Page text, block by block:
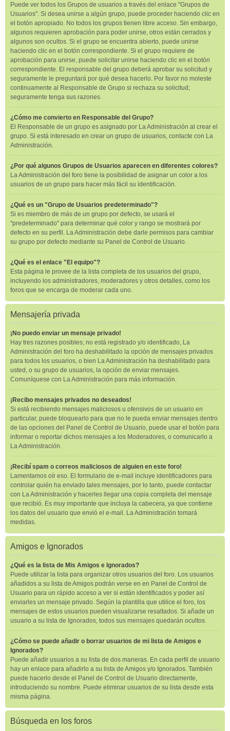
Puede ver todos los Grupos de usuarios a través del enlace "Grupos de
Usuarios". Si desea unirse a algún grupo, puede proceder haciendo clic en
el botón apropiado. No todos los grupos tienen libre acceso. Sin embargo,
algunos requieren aprobación para poder unirse, otros están cerrados y
algunos son ocultos. Si el grupo se encuentra abierto, puede unirse
haciendo clic en el botón correspondiente. Si el grupo requiere de
aprobación para unirse, puede solicitar unirse haciendo clic en el botón
correspondiente. El responsable del grupo deberá aprobar su solicitud y
seguramente le preguntará por qué desea hacerlo. Por favor no moleste
continuamente al Responsable de Grupo si rechaza su solicitud;
seguramente tenga sus razones.
¿Cómo me convierto en Responsable del Grupo?
El Responsable de un grupo es asignado por La Administración al crear el
grupo. Si está interesado en crear un grupo de usuarios, contacte con La
Administración.
¿Por qué algunos Grupos de Usuarios aparecen en diferentes colores?
La Administración del foro tiene la posibilidad de asignar un color a los
usuarios de un grupo para hacer más fácil su identificación.
¿Qué es un "Grupo de Usuarios predeterminado"?
Si es miembro de más de un grupo por defecto, se usará el
"predeterminado" para determinar qué color y rango se mostrará por
defecto en su perfil. La Administración debe darle permisos para cambiar
su grupo por defecto mediante su Panel de Control de Usuario.
¿Qué es el enlace "El equipo"?
Esta página le provee de la lista completa de los usuarios del grupo,
incluyendo los administradores, moderadores y otros detalles, como los
foros que se encarga de moderar cada uno.
Mensajería privada
¡No puedo enviar un mensaje privado!
Hay tres razones posibles; no está registrado y/o identificado, La
Administración del foro ha deshabilitado la opción de mensajes privados
para todos los usuarios, o bien La Administración ha deshabilitado para
usted, o su grupo de usuarios, la opción de enviar mensajes.
Comuníquese con La Administración para más información.
¡Recibo mensajes privados no deseados!
Si está recibiendo mensajes maliciosos u ofensivos de un usuario en
particular, puede bloquearlo para que no le pueda enviar mensajes dentro
de las opciones del Panel de Control de Usuario, puede usar el botón para
informar o reportar dichos mensajes a los Moderadores, o comunicarlo a
La Administración.
¡Recibí spam o correos maliciosos de alguien en este foro!
Lamentamos oír eso. El formulario de e-mail incluye identificadores para
controlar quién ha enviado tales mensajes, por lo tanto, puede contactar
con La Administración y hacerles llegar una copia completa del mensaje
que recibió. Es muy importante que incluya la cabecera, ya que contiene
los datos del usuario que envió el e-mail. La Administración tomará
medidas.
Amigos e Ignorados
¿Qué es la lista de Mis Amigos e Ignorados?
Puede utilizar la lista para organizar otros usuarios del foro. Los usuarios
añadidos a su lista de Amigos podrán verse en en Panel de Control de
Usuario para un rápido acceso a ver si están identificados y poder así
enviarles un mensaje privado. Según la plantilla que utilice el foro, los
mensajes de estos usuarios pueden visualizarse resaltados. Si añade un
usuario a su lista de Ignorados, todos sus mensajes quedarán ocultos.
¿Cómo se puede añadir o borrar usuarios de mi lista de Amigos e
Ignorados?
Puede añadir usuarios a su lista de dos maneras. En cada perfil de usuario
hay un enlace para añadirlo a su lista de Amigos y/o Ignorados. También
puede hacerlo desde el Panel de Control de Usuario directamente,
introduciendo su nombre. Puede eliminar usuarios de su lista desde esta
misma página.
Búsqueda en los foros